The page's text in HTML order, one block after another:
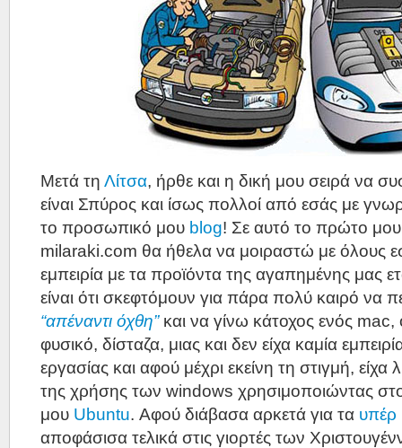
Μετά τη Λίτσα, ήρθε και η δική μου σειρά να
είναι Σπύρος και ίσως πολλοί από εσάς με
το προσωπικό μου blog! Σε αυτό το πρώτο
milaraki.com θα ήθελα να μοιραστώ με όλους
εμπειρία με τα προϊόντα της αγαπημένης μας
είναι ότι σκεφτόμουν για πάρα πολύ καιρό να
“απέναντι όχθη”και να γίνω κάτοχος ενός mac,
φυσικό, δίσταζα, μιας και δεν είχα καμία
εργασίας και αφού μέχρι εκείνη τη στιγμή, είχα
της χρήσης των windows χρησιμοποιώντας
μου Ubuntu. Αφού διάβασα αρκετά για τα υπέρ
αποφάσισα τελικά στις γιορτές των